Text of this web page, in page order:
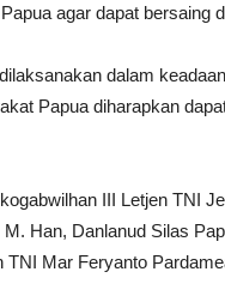
agar dapat bersaing
dalam
Papua diharapkan
III Letjen TNI
Han, Danlanud Silas
Mar Feryanto